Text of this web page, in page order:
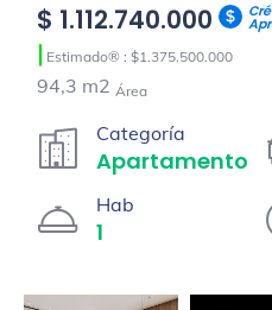
$ 1.112.740.000
| Estimado® : $1.375.500.000
94,3 m2 Área
Categoría
Apartamento
Hab
1